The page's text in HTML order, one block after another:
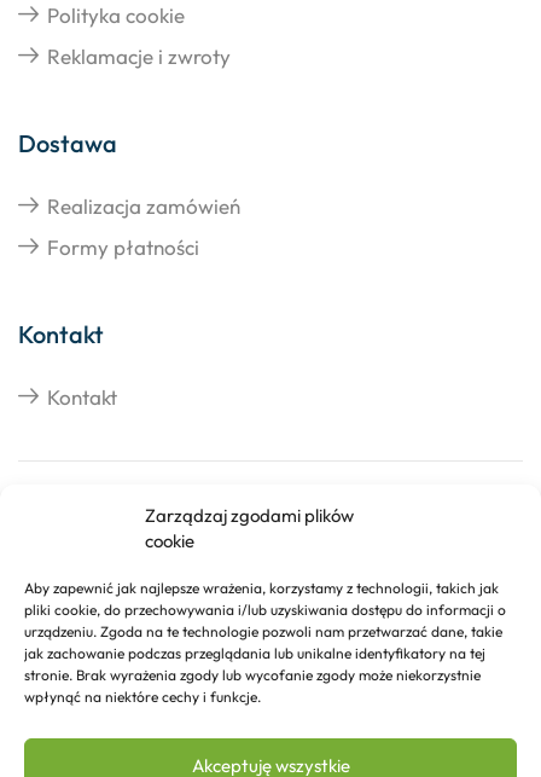
Zarządzaj zgodami plików
cookie
Aby zapewnić jak najlepsze wrażenia, korzystamy z technologii, takich jak
pliki cookie, do przechowywania i/lub uzyskiwania dostępu do informacji o
urządzeniu. Zgoda na te technologie pozwoli nam przetwarzać dane, takie
jak zachowanie podczas przeglądania lub unikalne identyfikatory na tej
stronie. Brak wyrażenia zgody lub wycofanie zgody może niekorzystnie
wpłynąć na niektóre cechy i funkcje.
Akceptuję wszystkie
Polityka cookie
Reklamacje i zwroty
Dostawa
Realizacja zamówień
Formy płatności
Kontakt
Kontakt
Copyright © 2026 Izosklep.pl